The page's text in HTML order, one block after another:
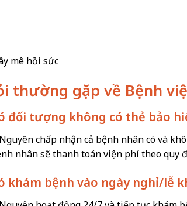
mê hồi sức
thường gặp về Bệnh
đối tượng không có thẻ bảo
chấp nhận cả bệnh nhân có và
nhân sẽ thanh toán viện phí theo quy
khám bệnh vào ngày nghỉ/lễ